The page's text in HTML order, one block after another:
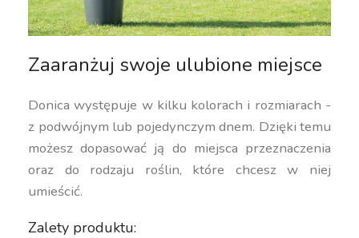
Zaaranżuj swoje ulubione miejsce
Donica występuje w kilku kolorach i rozmiarach -
z podwójnym lub pojedynczym dnem. Dzięki temu
możesz dopasować ją do miejsca przeznaczenia
oraz do rodzaju roślin, które chcesz w niej
umieścić.
Zalety produktu: